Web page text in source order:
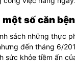
một số căn
sách những thực
đến tháng 6/
sức khỏe tiềm ẩn